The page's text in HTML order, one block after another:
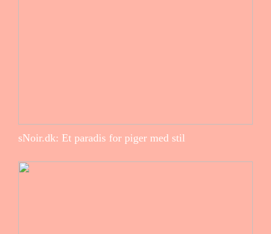
sNoir.dk: Et paradis for piger med stil